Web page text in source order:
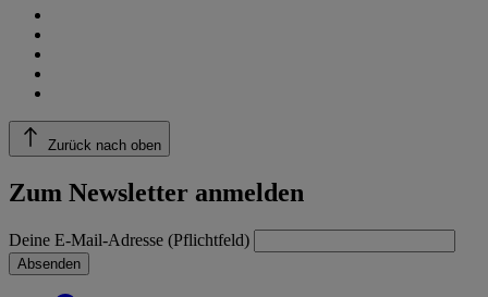
Zurück nach oben
Zum Newsletter anmelden
Deine E-Mail-Adresse (Pflichtfeld)
Absenden